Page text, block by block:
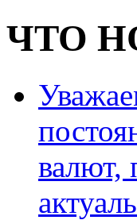
ЧТО
валют,